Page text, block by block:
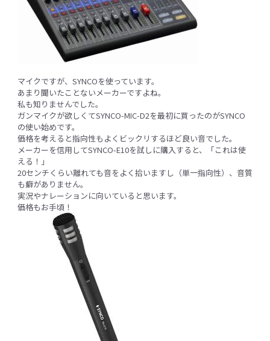
マイクですが、SYNCOを使っています。
あまり聞いたことないメーカーですよね。
私も知りませんでした。
ガンマイクが欲しくてSYNCO-MIC-D2を最初に買ったのがSYNCO
の使い始めです。
価格を考えると指向性もよくビックリするほど良い音でした。
メーカーを信用してSYNCO-E10を試しに購入すると、「これは使
える！」
20センチくらい離れても音をよく拾いますし（単一指向性）、音質
も癖がありません。
実況やナレーションに向いていると思います。
価格もお手頃！